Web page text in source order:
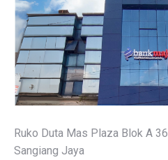
Ruko Duta Mas Plaza Blok A 36
Sangiang Jaya